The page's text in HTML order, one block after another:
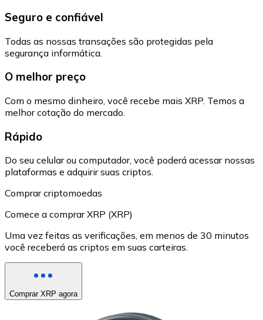
Seguro e confiável
Todas as nossas transações são protegidas pela
segurança informática.
O melhor preço
Com o mesmo dinheiro, você recebe mais XRP. Temos a
melhor cotação do mercado.
Rápido
Do seu celular ou computador, você poderá acessar nossas
plataformas e adquirir suas criptos.
Comprar criptomoedas
Comece a comprar XRP (XRP)
Uma vez feitas as verificações, em menos de 30 minutos
você receberá as criptos em suas carteiras.
Comprar XRP agora